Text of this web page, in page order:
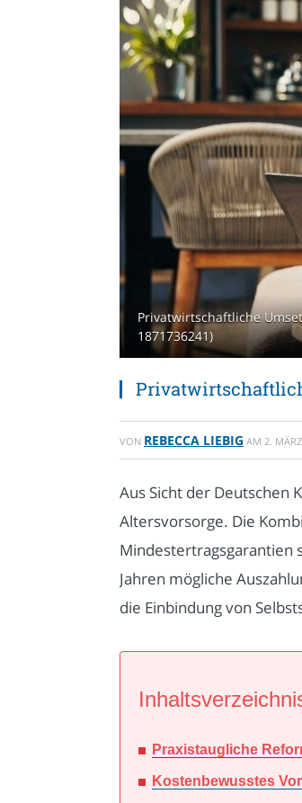
Privatwirtschaftliche
1871736241)
VON REBECCA LIEBIG AM 2.
Aus Sicht der Deutschen
Altersvorsorge. Die
Mindestertragsgarantien
Jahren mögliche
die Einbindung von
Praxistaugliche
Kostenbewusstes